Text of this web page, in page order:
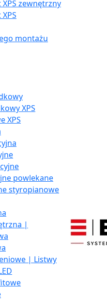
XPS zewnętrzny
montażu
XPS
XPS
powlekane
styropianowe
|
| Listwy